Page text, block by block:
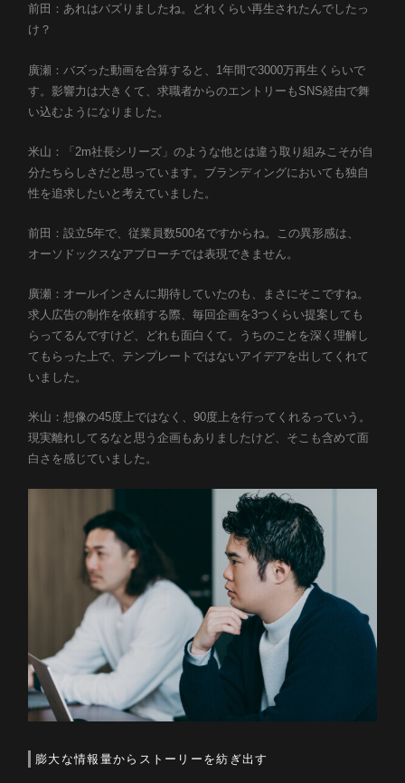
前田：あれはバズりましたね。どれくらい再生されたんでしたっ
け？
廣瀬：バズった動画を合算すると、1年間で3000万再生くらいで
す。影響力は大きくて、求職者からのエントリーもSNS経由で舞
い込むようになりました。
米山：「2m社長シリーズ」のような他とは違う取り組みこそが自
分たちらしさだと思っています。ブランディングにおいても独自
性を追求したいと考えていました。
前田：設立5年で、従業員数500名ですからね。この異形感は、
オーソドックスなアプローチでは表現できません。
廣瀬：オールインさんに期待していたのも、まさにそこですね。
求人広告の制作を依頼する際、毎回企画を3つくらい提案しても
らってるんですけど、どれも面白くて。うちのことを深く理解し
てもらった上で、テンプレートではないアイデアを出してくれて
いました。
米山：想像の45度上ではなく、90度上を行ってくれるっていう。
現実離れしてるなと思う企画もありましたけど、そこも含めて面
白さを感じていました。
膨大な情報量からストーリーを紡ぎ出す